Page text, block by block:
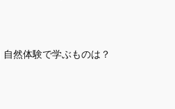
然体験で学ぶものは？